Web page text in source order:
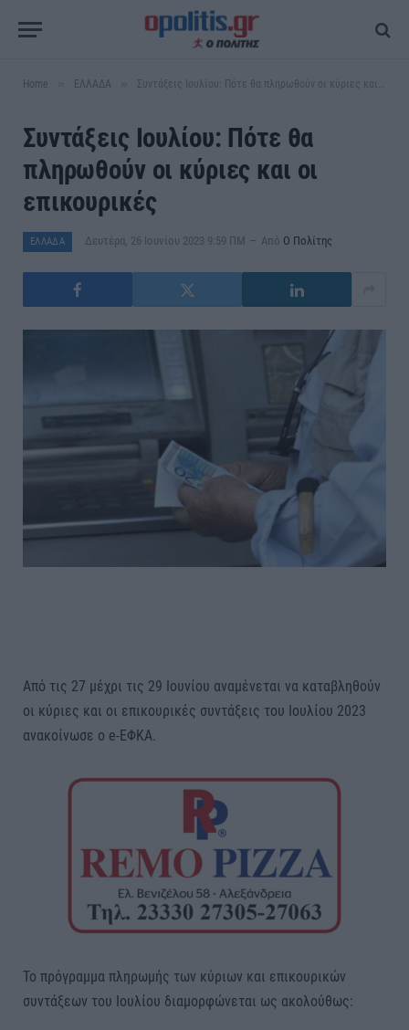
Home ΕΛΛΑΔΑ Συντάξεις Ιουλίου: Πότε θα πληρωθούν οι κύριες και οι επικουρικές
Συντάξεις Ιουλίου: Πότε θα
πληρωθούν οι κύριες και οι
επικουρικές
ΕΛΛΑΔΑ Δευτέρα, 26 Ιουνίου 2023 9:59 ΠΜ Από Ο Πολίτης
Από τις 27 μέχρι τις 29 Ιουνίου αναμένεται να καταβληθούν
οι κύριες και οι επικουρικές συντάξεις του Ιουλίου 2023
ανακοίνωσε ο e-ΕΦΚΑ.
Το πρόγραμμα πληρωμής των κύριων και επικουρικών
συντάξεων του Ιουλίου διαμορφώνεται ως ακολούθως: